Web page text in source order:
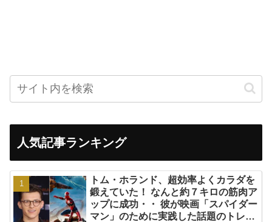
人気記事ランキング
トム・ホランド、超効率よくカラダを
鍛えていた！ なんと約７キロの筋肉ア
ップに成功・・ 彼が映画「スパイダー
マン」のために実践した話題のトレー